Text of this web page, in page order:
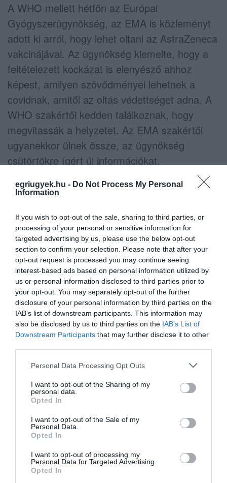
egriugyek.hu - Do Not Process My Personal
Information
If you wish to opt-out of the sale, sharing to third parties, or
processing of your personal or sensitive information for
targeted advertising by us, please use the below opt-out
section to confirm your selection. Please note that after your
opt-out request is processed you may continue seeing
interest-based ads based on personal information utilized by
us or personal information disclosed to third parties prior to
your opt-out. You may separately opt-out of the further
disclosure of your personal information by third parties on the
IAB’s list of downstream participants. This information may
also be disclosed by us to third parties on the IAB’s List of
Downstream Participants that may further disclose it to other
Please note that this website/app uses one or more Google
not limited to your visit or usage behaviour. You may click to
grant or deny consent to Google and its third-party tags to
use your data for below specified purposes in below Google
consent section.
Personal Data Processing Opt Outs
I want to opt-out of the Sharing of my
personal data.
Opted In
I want to opt-out of the Sale of my
Personal Data.
Opted In
I want to opt-out of processing my
Personal Data for Targeted Advertising.
Opted In
A WHO mellett hétfőn az Európai
Gyógyszerügynökség, az EMA is közleményt
adott ki arról, hogy lehet oltani az AstraZeneca
vakcinájával. Az ügynökség kiemelte, hogy a
feltételezett kockázat is elenyésző ahhoz
képest, amilyen szövődményei lehetnek a
covidnak, amitől az oltás védettséget adna. A
WHO szakértői kedden találkoznak, hogy
megvitassák a helyzetet. Az EMA szakértői
ugyanekkor ülnek össze, az ügynökség
csütörtökre ígért új információkat.
Frissítés:Emer Cooke, az EMA ügyvezető
úgy nyilatkozott: "Semmi sem utal arra, hogy a
nagyon ritkán előforduló vérrögképződést az
oltás okozta volna, de a szakértők
megvizsgálják ezt a lehetőséget is". Közölte,
hogy az ügynökség folytatja a vakcina
vizsgálatát, és megismételte, hogy az
eredményekről csütörtökön adnak további
tájékoztatást.
Frissítés(3.17):ATelexaReuters
bezsámolója alapján szerdán azt írta, a WHO
vakcinabiztonságért felelős bizottsága szerint
az AstraZeneca vakcinájának továbbra is több
még mindig javasolja az oltást a brit-svéd
fejlesztésű oltóanyaggal